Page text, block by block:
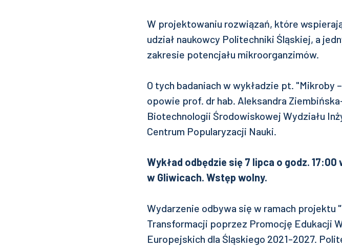
W projektowaniu rozwiązań, które
udział naukowcy Politechniki Śląskiej, a
zakresie potencjału mikroorganzimów.
O tych badaniach w wykładzie pt.
opowie prof. dr hab. Aleksandra
Biotechnologii Środowiskowej Wydziału
Centrum Popularyzacji Nauki.
Wykład odbędzie się 7 lipca o godz.
w Gliwicach. Wstęp wolny.
Wydarzenie odbywa się w ramach projektu
Transformacji poprzez Promocję Edukacji
Europejskich dla Śląskiego 2021-2027.